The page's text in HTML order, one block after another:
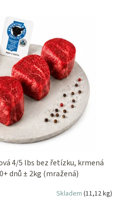
4/5 lbs bez řetízku, krmená
dnů ± 2kg (mražená)
Skladem (11,12 kg)